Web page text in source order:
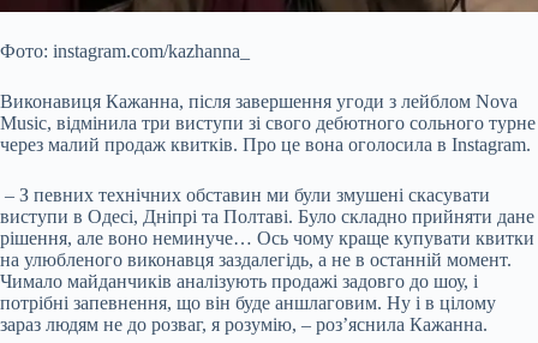
Фото: instagram.com/kazhanna_
Виконавиця Кажанна, після завершення угоди з лейблом Nova
Music, відмінила три виступи зі свого дебютного сольного турне
через малий продаж квитків. Про це вона оголосила в Instagram.
– З певних технічних обставин ми були змушені скасувати
виступи в Одесі, Дніпрі та Полтаві. Було складно прийняти дане
рішення, але воно неминуче… Ось чому краще купувати квитки
на улюбленого виконавця заздалегідь, а не в останній момент.
Чимало майданчиків аналізують продажі задовго до шоу, і
потрібні запевнення, що він буде аншлаговим. Ну і в цілому
зараз людям не до розваг, я розумію, – роз’яснила Кажанна.